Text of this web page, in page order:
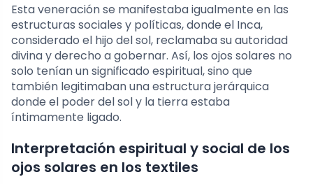
Esta veneración se manifestaba igualmente en las
estructuras sociales y políticas, donde el Inca,
considerado el hijo del sol, reclamaba su autoridad
divina y derecho a gobernar. Así, los ojos solares no
solo tenían un significado espiritual, sino que
también legitimaban una estructura jerárquica
donde el poder del sol y la tierra estaba
íntimamente ligado.
Interpretación espiritual y social de los
ojos solares en los textiles